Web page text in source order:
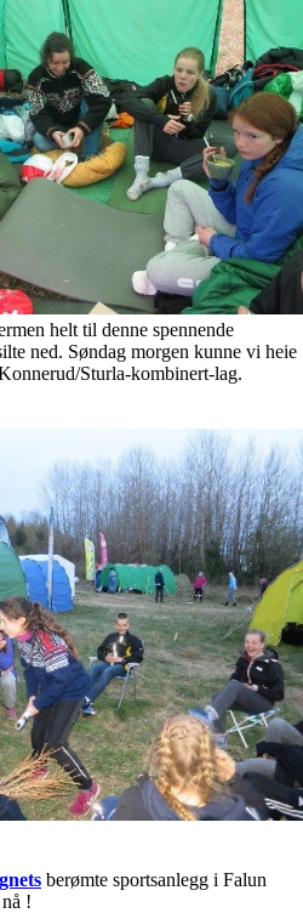
helt til denne spennende
ned. Søndag morgen kunne vi heie
Sturla-kombinert-lag.
berømte sportsanlegg i Falun
!